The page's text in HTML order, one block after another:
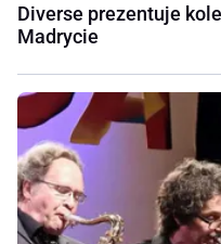
Diverse prezentuje
Madrycie